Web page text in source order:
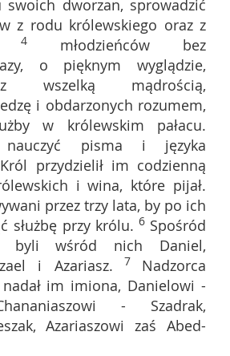
swoich dworzan, sprowadzić
z rodu królewskiego oraz z
młodzieńców bez
o pięknym wyglądzie,
wszelką mądrością,
i obdarzonych rozumem,
w królewskim pałacu.
nauczyć pisma i języka
Król przydzielił im codzienną
i wina, które pijał.
przez trzy lata, by po ich
służbę przy królu. 6 Spośród
byli wśród nich Daniel,
i Azariasz. 7 Nadzorca
nadał im imiona, Danielowi -
- Szadrak,
Azariaszowi zaś Abed-